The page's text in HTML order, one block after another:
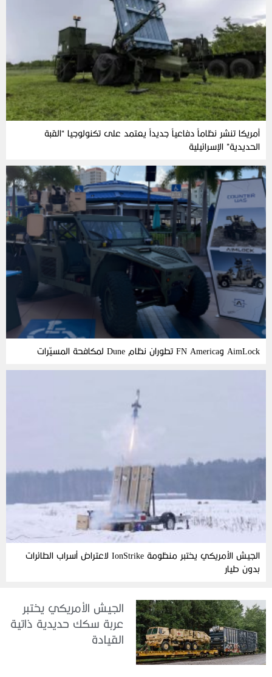
أمريكا تنشر نظاماً دفاعياً جديداً يعتمد على تكنولوجيا “القبة
الحديدية” الإسرائيلية
AimLock وFN America تطوران نظام Dune لمكافحة المسيّرات
الجيش الأمريكي يختبر منظومة IonStrike لاعتراض أسراب الطائرات
بدون طيار
الجيش الأمريكي يختبر
عربة سكك حديدية ذاتية
القيادة